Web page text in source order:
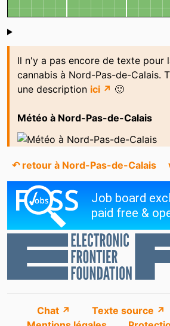
Shoutbox
Il n'y a pas encore de texte pour
cannabis à Nord-Pas-de-Calais.
une description ici ↗ 🙂
Météo à Nord-Pas-de-Calais
↶ retour à Nord-Pas-de-Calais
Chat ↗ Texte source ↗